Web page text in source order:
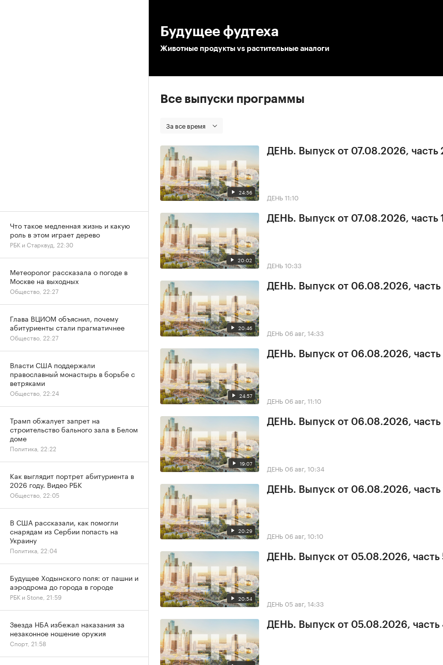
Будущее фудтеха
Животные продукты vs растительные аналоги
Все выпуски программы
За все время
24:56
ДЕНЬ. Выпуск от 07.08.2026, часть
ДЕНЬ 11:10
20:02
ДЕНЬ. Выпуск от 07.08.2026, часть 1
ДЕНЬ 10:33
20:46
ДЕНЬ. Выпуск от 06.08.2026, часть
ДЕНЬ 06 авг, 14:33
24:57
ДЕНЬ. Выпуск от 06.08.2026, часть
ДЕНЬ 06 авг, 11:10
19:07
ДЕНЬ. Выпуск от 06.08.2026, часть
ДЕНЬ 06 авг, 10:34
20:29
ДЕНЬ. Выпуск от 06.08.2026, часть
ДЕНЬ 06 авг, 10:10
20:54
ДЕНЬ. Выпуск от 05.08.2026, часть
ДЕНЬ 05 авг, 14:33
ДЕНЬ. Выпуск от 05.08.2026, часть
Что такое медленная жизнь и какую
роль в этом играет дерево
РБК и Старквуд, 22:30
Метеоролог рассказала о погоде в
Москве на выходных
Общество, 22:27
Глава ВЦИОМ объяснил, почему
абитуриенты стали прагматичнее
Общество, 22:27
Власти США поддержали
православный монастырь в борьбе с
ветряками
Общество, 22:24
Трамп обжалует запрет на
строительство бального зала в Белом
доме
Политика, 22:22
Как выглядит портрет абитуриента в
2026 году. Видео РБК
Общество, 22:05
В США рассказали, как помогли
снарядам из Сербии попасть на
Украину
Политика, 22:04
Будущее Ходынского поля: от пашни и
аэродрома до города в городе
РБК и Stone, 21:59
Звезда НБА избежал наказания за
незаконное ношение оружия
Спорт, 21:58